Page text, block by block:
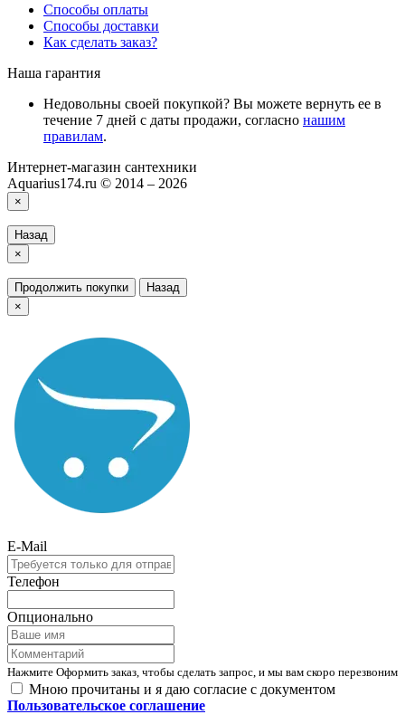
Способы оплаты
Способы доставки
Как сделать заказ?
Наша гарантия
Недовольны своей покупкой? Вы можете вернуть ее в
течение 7 дней с даты продажи, согласно нашим
правилам.
Интернет-магазин сантехники
Aquarius174.ru © 2014 – 2026
×
Назад
×
Продолжить покупки
Назад
×
E-Mail
Телефон
Опционально
Нажмите Оформить заказ, чтобы сделать запрос, и мы вам скоро перезвоним
Мною прочитаны и я даю согласие с документом
Пользовательское соглашение